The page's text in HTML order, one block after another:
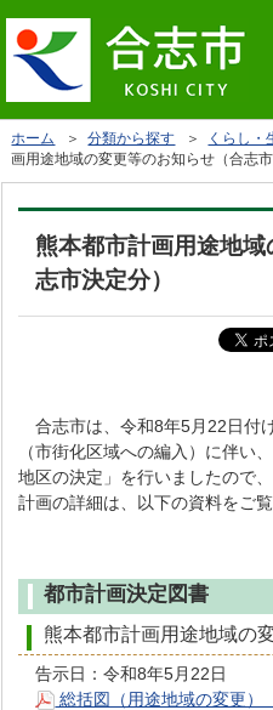
ホーム ＞分類から探す ＞ くらし・
画用途地域の変更等のお知らせ（合志市
熊本都市計画用途地
志市決定分）
合志市は、令和8年5月22日付
（市街化区域への編入）に伴い
地区の決定」を行いましたので
計画の詳細は、以下の資料をご覧
都市計画決定図書
熊本都市計画用途地域の
告示日：令和8年5月22日
総括図（用途地域の変更